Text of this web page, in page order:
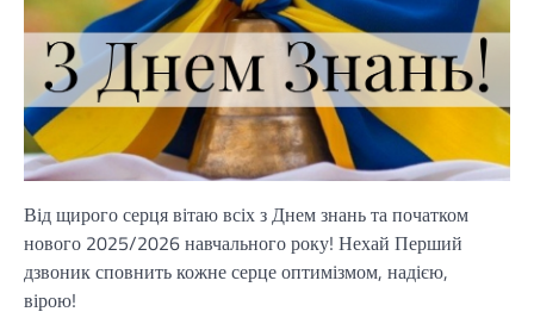
Від щирого серця вітаю всіх з Днем знань та початком
нового 2025/2026 навчального року! Нехай Перший
дзвоник сповнить кожне серце оптимізмом, надією,
вірою!